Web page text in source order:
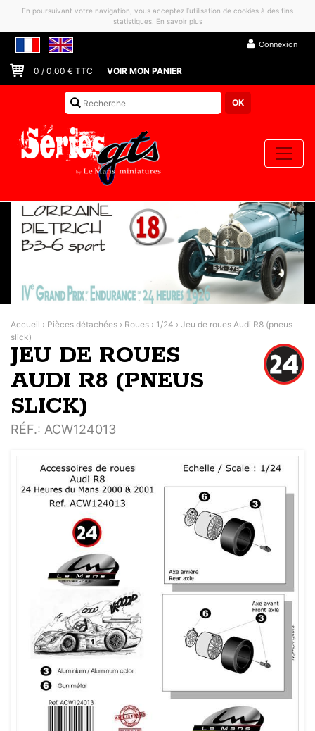
En poursuivant votre navigation, vous acceptez l’utilisation de cookies à des fins
statistiques. En savoir plus
Connexion
0 / 0,00 € TTC VOIR MON PANIER
Accueil › Pièces détachées › Roues › 1/24 › Jeu de roues Audi R8 (pneus
slick)
JEU DE ROUES
AUDI R8 (PNEUS
SLICK)
RÉF.: ACW124013